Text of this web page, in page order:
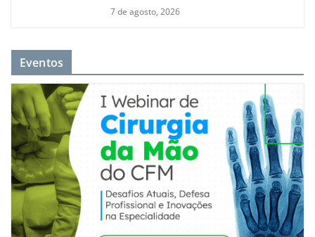
7 de agosto, 2026
Eventos